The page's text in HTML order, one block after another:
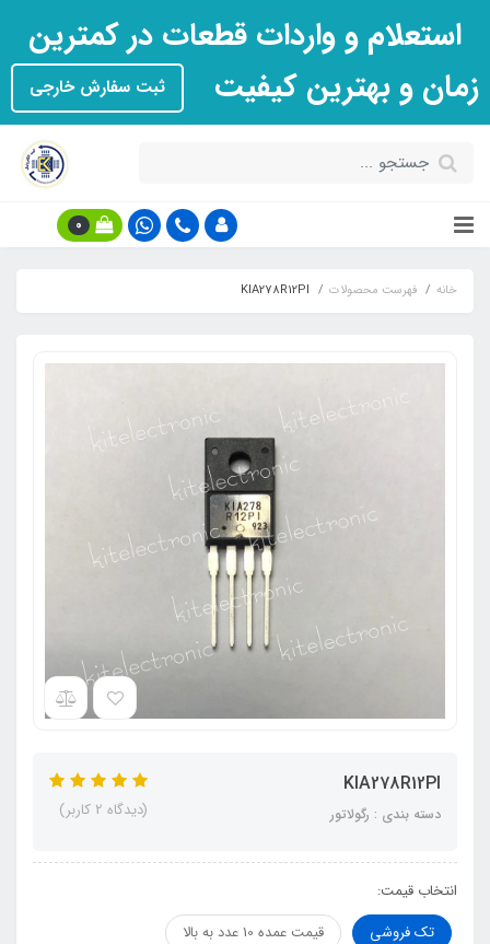
استعلام و واردات قطعات در کمترین
زمان و بهترین کیفیت
ثبت سفارش خارجی
0
خانه فهرست محصولات KIA278R12PI
KIA278R12PI
دسته بندی : رگولاتور (دیدگاه 2 کاربر)
انتخاب قیمت:
تک فروشی
قیمت عمده 10 عدد به بالا